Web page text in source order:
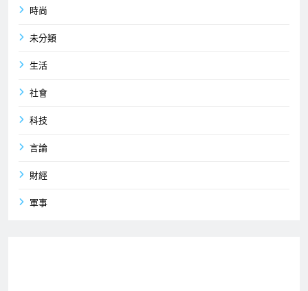
時尚
未分類
生活
社會
科技
言論
財經
軍事